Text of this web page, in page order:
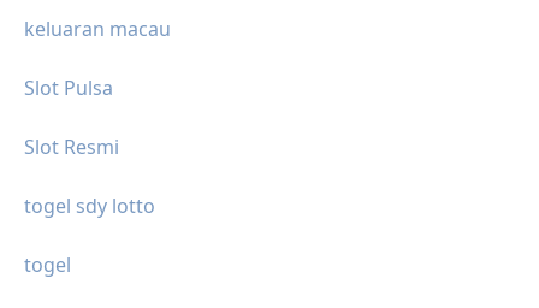
keluaran macau
Slot Pulsa
Slot Resmi
togel sdy lotto
togel